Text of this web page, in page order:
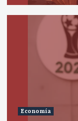
Economía